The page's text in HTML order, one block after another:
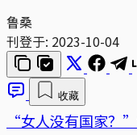
鲁桑
刊登于: 2023-10-04
收藏
“女人没有国家？”